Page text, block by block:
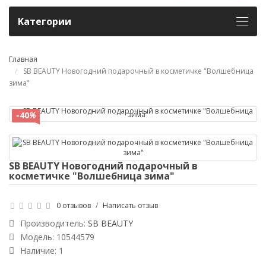
Kатегории
Главная
SB BEAUTY Новогодний подарочный в косметичке "Волшебница
зима"
SB BEAUTY Новогодний подарочный в
косметичке "Волшебница зима"
0 отзывов / Написать отзыв
Производитель: SB BEAUTY
Модель: 10544579
Наличие: 1
-40%
-40%